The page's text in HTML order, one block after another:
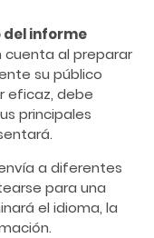
del informe
al preparar
su público
eficaz, debe
principales
a diferentes
para una
el idioma, la